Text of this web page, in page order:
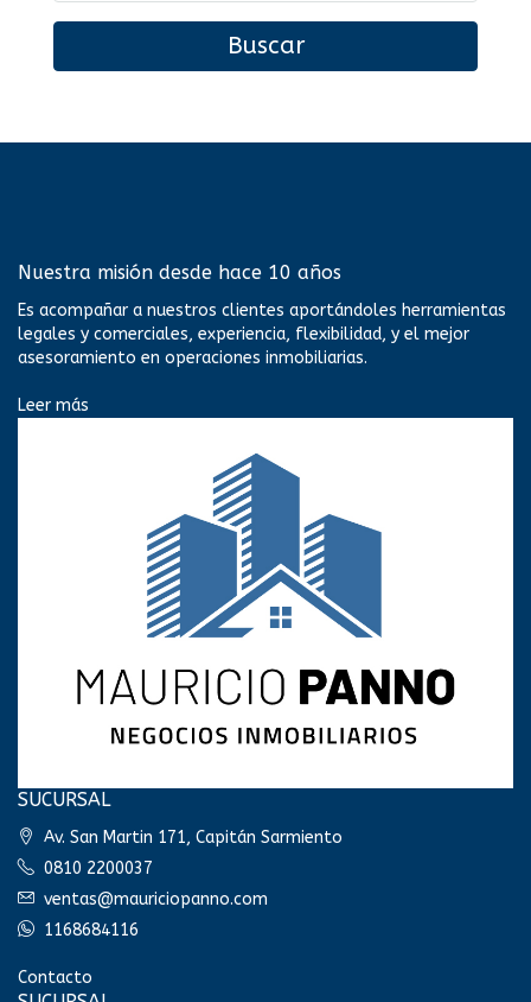
Buscar
Nuestra misión desde hace 10 años
Es acompañar a nuestros clientes aportándoles herramientas
legales y comerciales, experiencia, flexibilidad, y el mejor
asesoramiento en operaciones inmobiliarias.
Leer más
SUCURSAL
Av. San Martin 171, Capitán Sarmiento
0810 2200037
ventas@mauriciopanno.com
1168684116
Contacto